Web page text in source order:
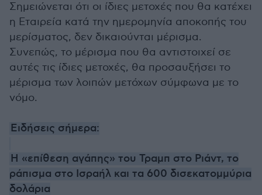
Σημειώνεται ότι οι ίδιες μετοχές που θα κατέχει
η Εταιρεία κατά την ημερομηνία αποκοπής του
μερίσματος, δεν δικαιούνται μέρισμα.
Συνεπώς, το μέρισμα που θα αντιστοιχεί σε
αυτές τις ίδιες μετοχές, θα προσαυξήσει το
μέρισμα των λοιπών μετόχων σύμφωνα με το
νόμο.
Ειδήσεις σήμερα:
Η «επίθεση αγάπης» του Τραμπ στο Ριάντ, το
ράπισμα στο Ισραήλ και τα 600 δισεκατομμύρια
δολάρια